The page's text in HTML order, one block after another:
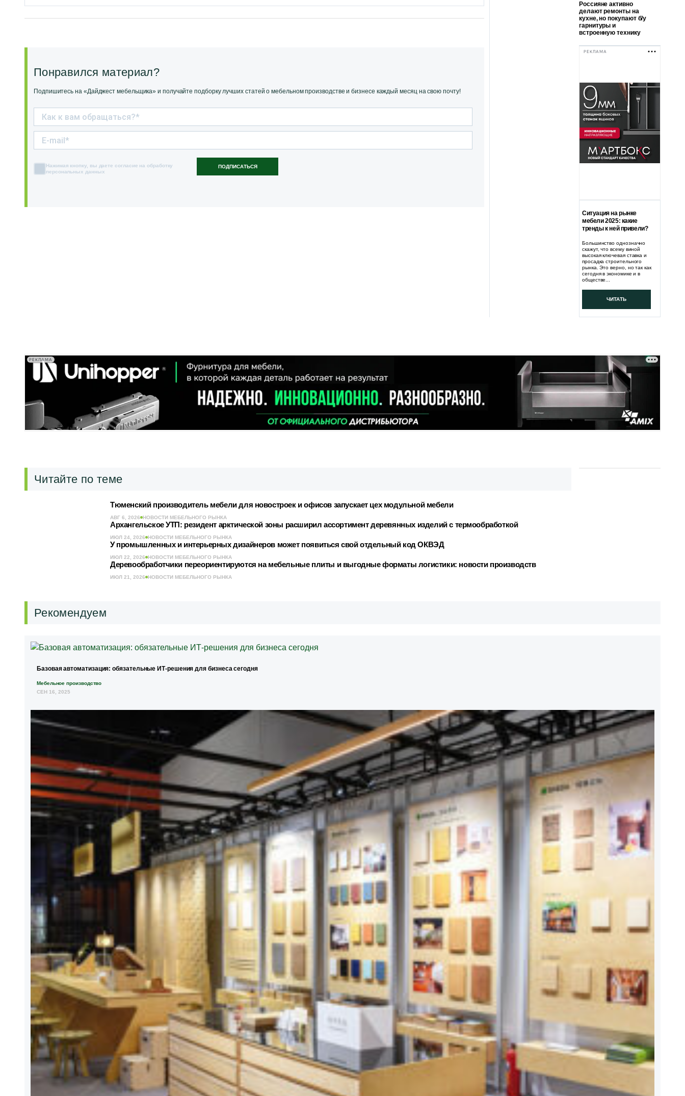
Понравился материал?
Подпишитесь на «Дайджест мебельщика» и получайте подборку лучших статей о мебельном производстве и бизнесе каждый месяц на свою почту!
ПОДПИСАТЬСЯ
Нажимая кнопку, вы даете согласие на обработку
персональных данных
Россияне активно
делают ремонты на
кухне, но покупают б/у
гарнитуры и
встроенную технику
РЕКЛАМА
Ситуация на рынке
мебели 2025: какие
тренды к ней привели?
Большинство однозначно
скажут, что всему виной
высокая ключевая ставка и
просадка строительного
рынка. Это верно, но так как
сегодня в экономике и в
обществе...
ЧИТАТЬ
РЕКЛАМА
Читайте по теме
Тюменский производитель мебели для новостроек и офисов запускает цех модульной мебели
АВГ 6, 2026 НОВОСТИ МЕБЕЛЬНОГО РЫНКА
Архангельское УТП: резидент арктической зоны расширил ассортимент деревянных изделий с термообработкой
ИЮЛ 24, 2026 НОВОСТИ МЕБЕЛЬНОГО РЫНКА
У промышленных и интерьерных дизайнеров может появиться свой отдельный код ОКВЭД
ИЮЛ 22, 2026 НОВОСТИ МЕБЕЛЬНОГО РЫНКА
Деревообработчики переориентируются на мебельные плиты и выгодные форматы логистики: новости производств
ИЮЛ 21, 2026 НОВОСТИ МЕБЕЛЬНОГО РЫНКА
Рекомендуем
Базовая автоматизация: обязательные ИТ-решения для бизнеса сегодня
Мебельное производство
СЕН 16, 2025